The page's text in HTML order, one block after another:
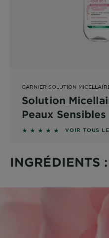
GARNIER SOLUTION
Solution
Peaux Sensibles
5 sur 5 étoiles basé
VOIR TOUS
INGRÉDIENTS :